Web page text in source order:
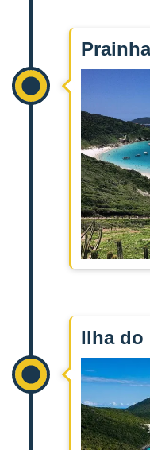
Ilha do